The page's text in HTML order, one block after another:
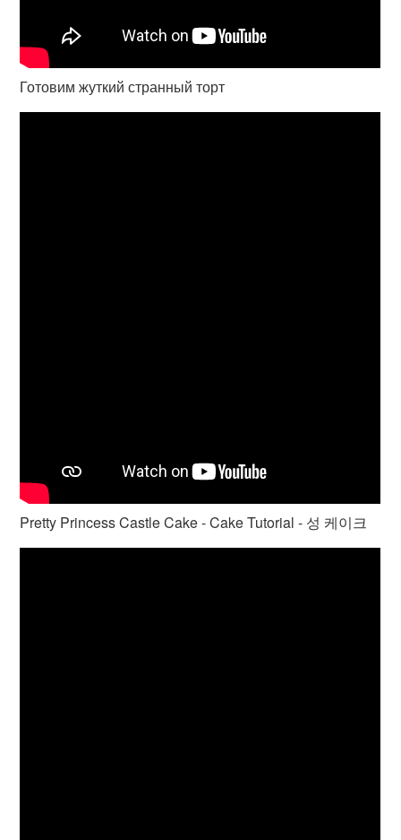
Готовим жуткий странный торт
Pretty Princess Castle Cake - Cake Tutorial - 성 케이크